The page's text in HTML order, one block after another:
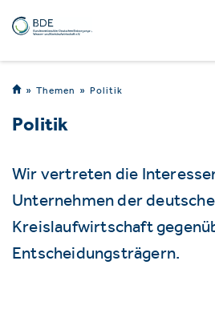
Themen Politik
Politik
Wir vertreten die
Unternehmen der
Kreislaufwirtschaft
Entscheidungsträgern.